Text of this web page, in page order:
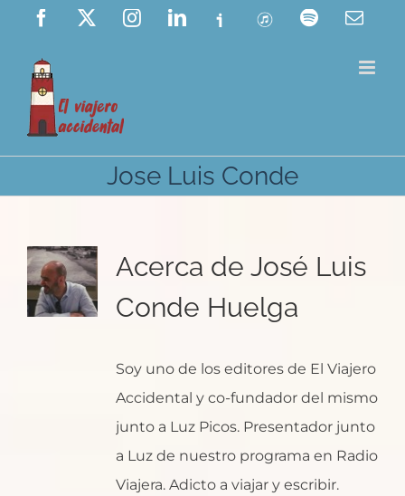
Saltar
contenido
Facebook InstagramLinkedIn
Ivoox ITunes Spotify
Jose Luis Conde
Acerca de José Luis
Conde Huelga
Soy uno de los editores de El Viajero
Accidental y co-fundador del mismo
junto a Luz Picos. Presentador junto
a Luz de nuestro programa en Radio
Viajera. Adicto a viajar y escribir.